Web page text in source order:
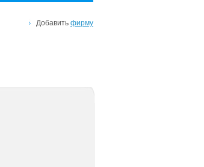
Добавить фирму